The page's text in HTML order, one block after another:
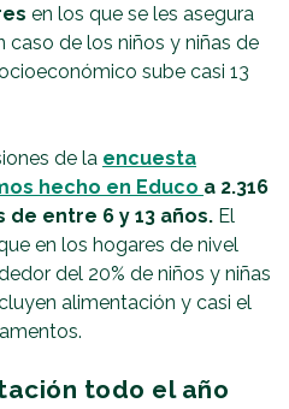
en los que se les asegura
caso de los niños y niñas de
sube casi 13
de la encuesta
hecho en Educo a 2.316
de entre 6 y 13 años. El
en los hogares de nivel
del 20% de niños y niñas
alimentación y casi el
todo el año